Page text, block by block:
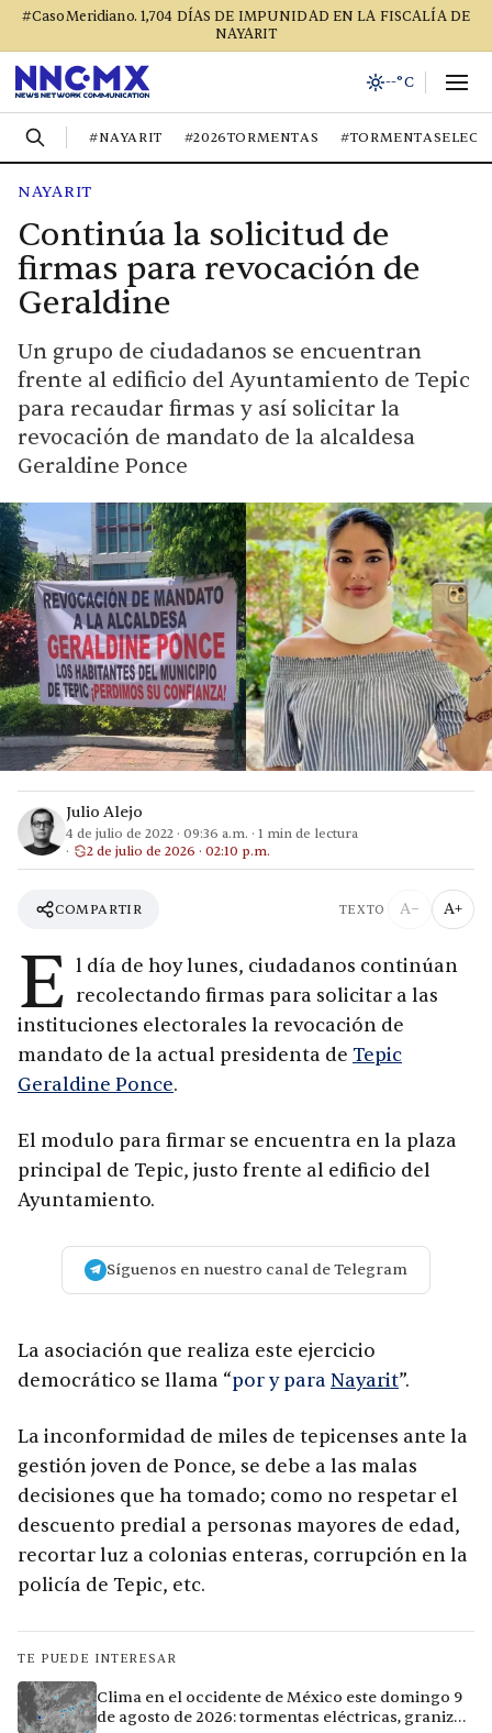
#CasoMeridiano. 1,704 DÍAS DE IMPUNIDAD EN LA FISCALÍA DE
NAYARIT
--°C
#NAYARIT #2026TORMENTAS
NAYARIT
Continúa la solicitud de
firmas para revocación de
Geraldine
Un grupo de ciudadanos se encuentran
frente al edificio del Ayuntamiento de Tepic
para recaudar firmas y así solicitar la
revocación de mandato de la alcaldesa
Geraldine Ponce
Julio Alejo
4 de julio de 2022 · 09:36 a.m. · 1 min de lectura
2 de julio de 2026 · 02:10 p.m.
COMPARTIR TEXTO A− A+
E l día de hoy lunes, ciudadanos continúan
recolectando firmas para solicitar a las
instituciones electorales la revocación de
mandato de la actual presidenta de Tepic
Geraldine Ponce.
El modulo para firmar se encuentra en la plaza
principal de Tepic, justo frente al edificio del
Ayuntamiento.
Síguenos en nuestro canal de Telegram
La asociación que realiza este ejercicio
democrático se llama “por y para Nayarit”.
La inconformidad de miles de tepicenses ante la
gestión joven de Ponce, se debe a las malas
decisiones que ha tomado; como no respetar el
descuento predial a personas mayores de edad,
recortar luz a colonias enteras, corrupción en la
policía de Tepic, etc.
TE PUEDE INTERESAR
Clima en el occidente de México este domingo 9
de agosto de 2026: tormentas eléctricas, granizo